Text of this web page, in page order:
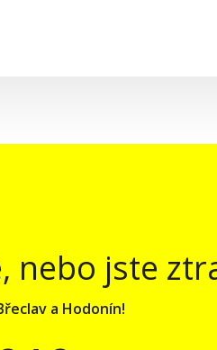
nebo jste
a Hodonín!